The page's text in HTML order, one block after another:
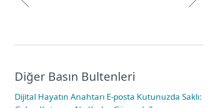
Diğer Basın Bultenleri
Dijital Hayatın Anahtarı E-posta Kutunuzda Saklı: